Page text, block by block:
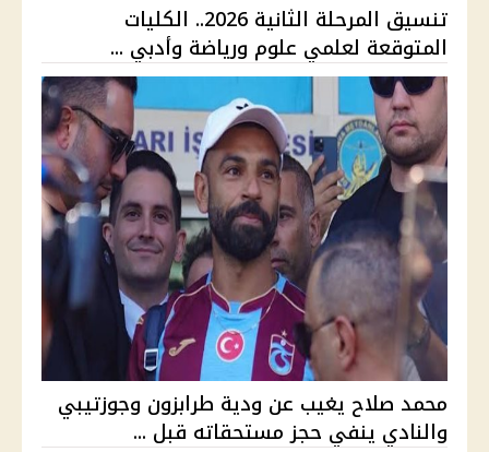
تنسيق المرحلة الثانية 2026.. الكليات
المتوقعة لعلمي علوم ورياضة وأدبي ...
محمد صلاح يغيب عن ودية طرابزون وجوزتيبي
والنادي ينفي حجز مستحقاته قبل ...